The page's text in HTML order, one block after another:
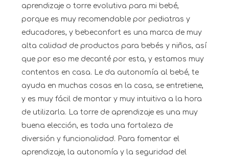
aprendizaje o torre evolutiva para mi bebé,
porque es muy recomendable por pediatras y
educadores, y bebeconfort es una marca de muy
alta calidad de productos para bebés y niños, así
que por eso me decanté por esta, y estamos muy
contentos en casa. Le da autonomía al bebé, te
ayuda en muchas cosas en la casa, se entretiene,
y es muy fácil de montar y muy intuitiva a la hora
de utilizarla. La torre de aprendizaje es una muy
buena elección, es toda una fortaleza de
diversión y funcionalidad. Para fomentar el
aprendizaje, la autonomía y la seguridad del